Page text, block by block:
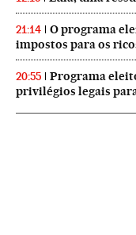
21:14
O programa
impostos para os
20:55
Programa
privilégios legais